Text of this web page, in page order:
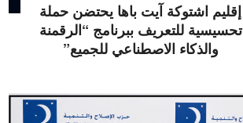
إقليم اشتوكة آيت باها يحتضن حملة
تحسيسية للتعريف ببرنامج “الرقمنة
والذكاء الاصطناعي للجميع”